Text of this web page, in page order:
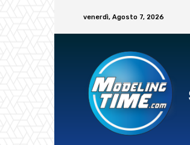
venerdì, Agosto 7, 2026